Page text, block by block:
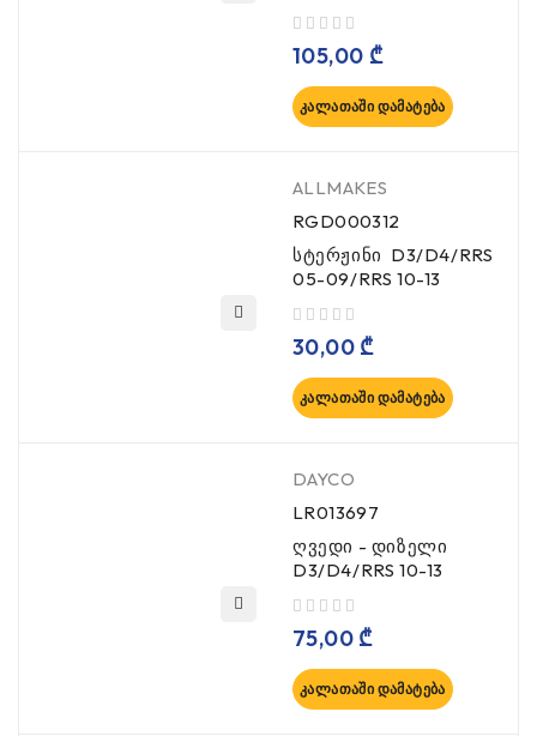
105,00 ₾
ᲙᲐᲚᲐᲗᲐᲨᲘ ᲓᲐᲛᲐᲢᲔᲑᲐ
ALLMAKES
RGD000312
სტერჟინი D3/D4/RRS
05-09/RRS 10-13
30,00 ₾
ᲙᲐᲚᲐᲗᲐᲨᲘ ᲓᲐᲛᲐᲢᲔᲑᲐ
DAYCO
LR013697
ღვედი - დიზელი
D3/D4/RRS 10-13
75,00 ₾
ᲙᲐᲚᲐᲗᲐᲨᲘ ᲓᲐᲛᲐᲢᲔᲑᲐ